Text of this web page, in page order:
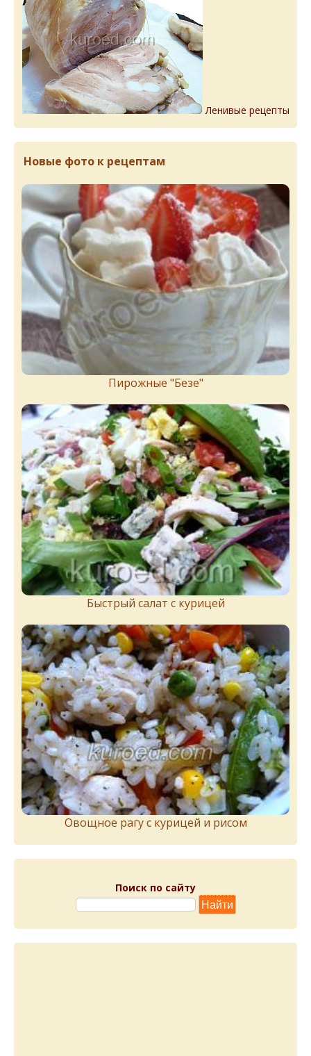
Ленивые рецепты
Новые фото к рецептам
Пирожныe "Бeзe"
Быстрый салат с курицей
Овощное рагу с курицей и рисом
Поиск по сайту